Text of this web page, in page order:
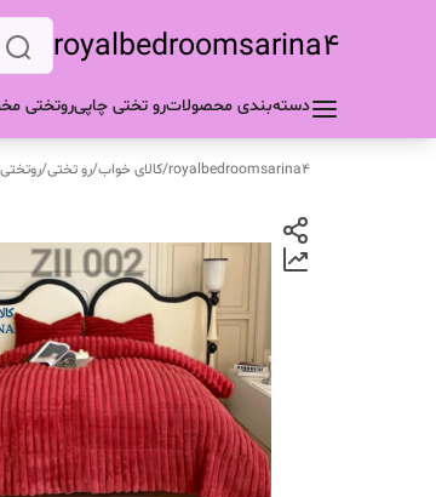
royalbedroomsarina4
دسته‌بندی محصولاترو تختی چاپیروتختی
royalbedroomsarina4
/کالای خواب/رو تختی/